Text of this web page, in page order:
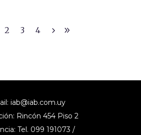
2 3 4
iab@iab.com.uy
Rincón 454 Piso 2
Tel. 099 191073 /